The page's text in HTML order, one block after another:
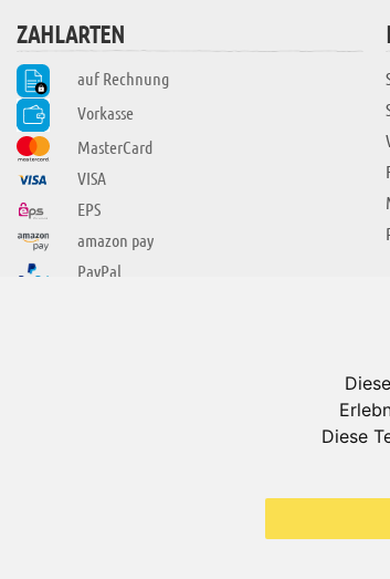
Diese
ZAHLARTEN
auf Rechnung
Vorkasse
MasterCard
VISA
EPS
amazon pay
PayPal